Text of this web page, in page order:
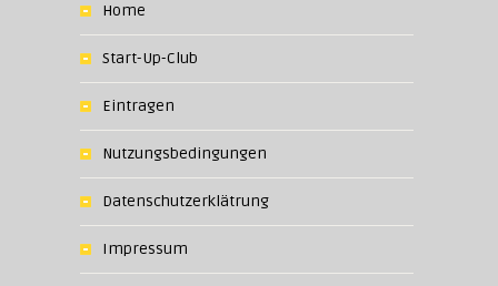
Home
Start-Up-Club
Eintragen
Nutzungsbedingungen
Datenschutzerklätrung
Impressum